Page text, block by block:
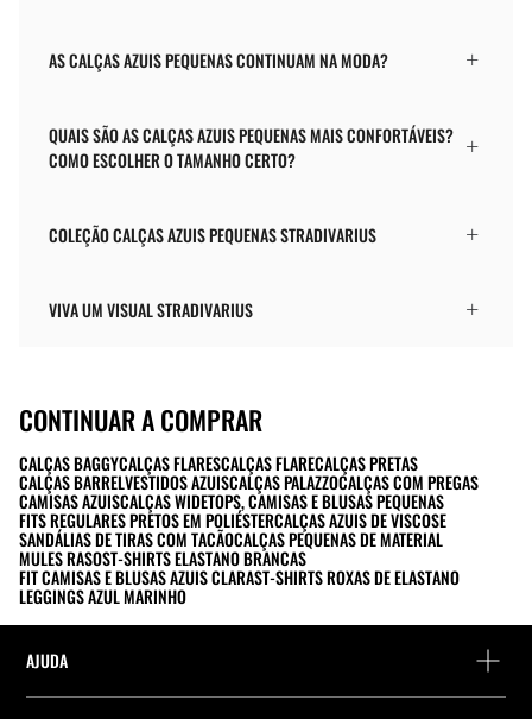
AS CALÇAS AZUIS PEQUENAS CONTINUAM NA MODA?
QUAIS SÃO AS CALÇAS AZUIS PEQUENAS MAIS CONFORTÁVEIS?
COMO ESCOLHER O TAMANHO CERTO?
COLEÇÃO CALÇAS AZUIS PEQUENAS STRADIVARIUS
VIVA UM VISUAL STRADIVARIUS
CONTINUAR A COMPRAR
CALÇAS BAGGYCALÇAS FLARESCALÇAS FLARECALÇAS PRETAS
CALÇAS BARRELVESTIDOS AZUISCALÇAS PALAZZOCALÇAS COM PREGAS
CAMISAS AZUISCALÇAS WIDETOPS, CAMISAS E BLUSAS PEQUENAS
FITS REGULARES PRETOS EM POLIÉSTERCALÇAS AZUIS DE VISCOSE
SANDÁLIAS DE TIRAS COM TACÃOCALÇAS PEQUENAS DE MATERIAL
MULES RASOST-SHIRTS ELASTANO BRANCAS
FIT CAMISAS E BLUSAS AZUIS CLARAST-SHIRTS ROXAS DE ELASTANO
LEGGINGS AZUL MARINHO
AJUDA